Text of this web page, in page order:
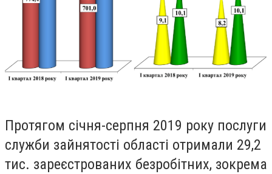
Протягом сiчня-серпня 2019 року послуги
служби зайнятостi областi отримали 29,2
тис. зареєстрованих безробiтних, зокрема